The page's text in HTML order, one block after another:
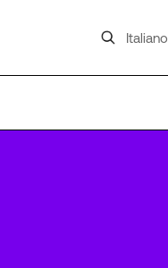
Italiano
VIE13